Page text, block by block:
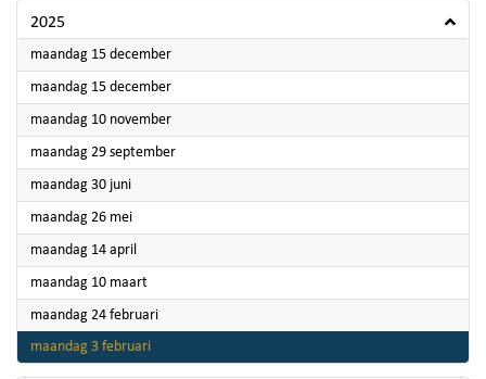
2025
maandag 15 december2025
maandag 15 december2025
maandag 10 november2025
maandag 29 september2025
maandag 30 juni2025
maandag 26 mei2025
maandag 14 april
maandag 10 maart2025
maandag 24 februari2025
maandag 3 februari2025